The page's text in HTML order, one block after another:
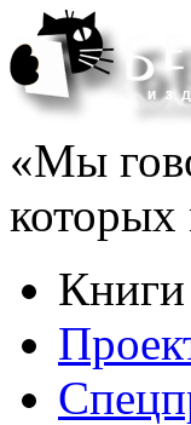
«Мы
которых
Книги